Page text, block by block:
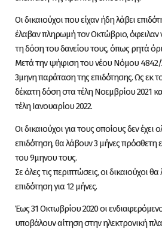
Οι δικαιούχοι που είχαν ήδη λάβει
έλαβαν πληρωμή τον Οκτώβριο,
τη δόση του δανείου τους, όπως ρητά
Μετά την ψήφιση του νέου Νόμου 4842/
3μηνη παράταση της επιδότησης. Ως εκ
δέκατη δόση στα τέλη Νοεμβρίου 2021
τέλη Ιανουαρίου 2022.
Οι δικαιούχοι για τους οποίους δεν
επιδότηση, θα λάβουν 3 μήνες πρόσθετη
του 9μηνου τους.
Σε όλες τις περιπτώσεις, οι δικαιούχοι
επιδότηση για 12 μήνες.
Έως 31 Οκτωβρίου 2020 οι
υποβάλουν αίτηση στην ηλεκτρονική